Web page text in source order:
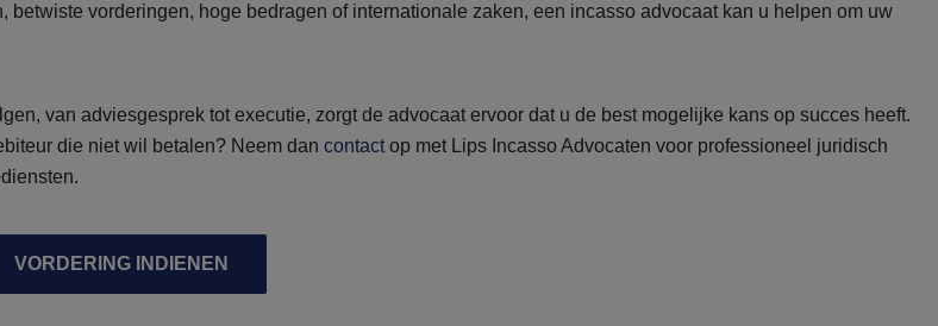
betwiste vorderingen, hoge bedragen of internationale zaken, een incasso advocaat kan u helpen om uw
van adviesgesprek tot executie, zorgt de advocaat ervoor dat u de best mogelijke kans op succes heeft.
die niet wil betalen? Neem dan contact op met Lips Incasso Advocaten voor professioneel juridisch
VORDERING INDIENEN